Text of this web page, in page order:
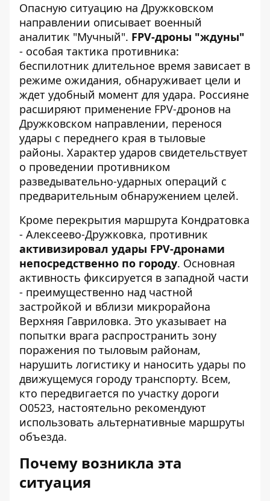
Опасную ситуацию на Дружковском
направлении описывает военный
аналитик "Мучный". FPV-дроны "ждуны"
- особая тактика противника:
беспилотник длительное время зависает в
режиме ожидания, обнаруживает цели и
ждет удобный момент для удара. Россияне
расширяют применение FPV-дронов на
Дружковском направлении, перенося
удары с переднего края в тыловые
районы. Характер ударов свидетельствует
о проведении противником
разведывательно-ударных операций с
предварительным обнаружением целей.
Кроме перекрытия маршрута Кондратовка
- Алексеево-Дружковка, противник
активизировал удары FPV-дронами
непосредственно по городу. Основная
активность фиксируется в западной части
- преимущественно над частной
застройкой и вблизи микрорайона
Верхняя Гавриловка. Это указывает на
попытки врага распространить зону
поражения по тыловым районам,
нарушить логистику и наносить удары по
движущемуся городу транспорту. Всем,
кто передвигается по участку дороги
О0523, настоятельно рекомендуют
использовать альтернативные маршруты
объезда.
Почему возникла эта
ситуация